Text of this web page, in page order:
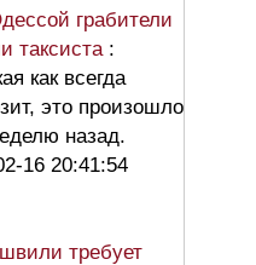
грабители
таксиста :
как всегда
это произошло
назад.
16 20:41:54
требует